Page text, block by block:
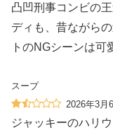
凸凹刑事コンビの
ディも、昔ながら
トのNGシーンは可
スープ
2026年3月
ジャッキーのハリ